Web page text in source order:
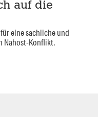
auf die
eine sachliche und
Nahost-Konflikt.